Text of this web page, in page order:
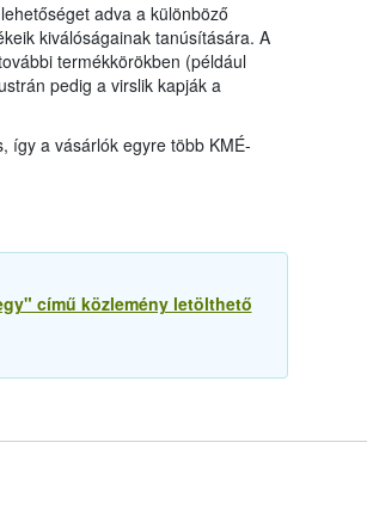
adva a különböző
kiválóságainak tanúsítására. A
termékkörökben (például
pedig a virslik kapják a
így a vásárlók egyre több KMÉ-
című közlemény letölthető